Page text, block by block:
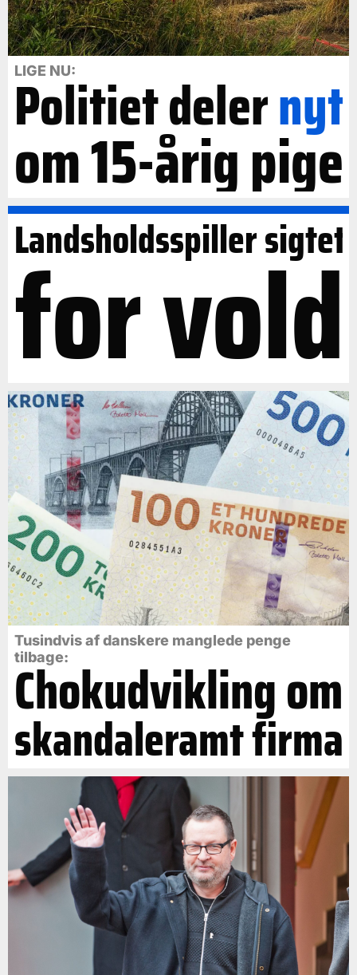
LIGE NU:
Politiet delernyt
om 15-årig pige
Landsholdsspiller sigtet
for vold
Tusindvis af danskere manglede penge
tilbage:
Chokudvikling om
skandaleramt firma